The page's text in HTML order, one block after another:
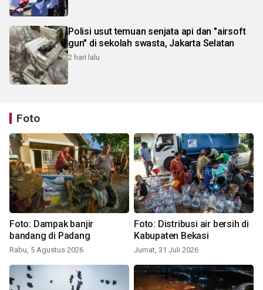
Polisi usut temuan senjata api dan "airsoft
gun" di sekolah swasta, Jakarta Selatan
2 hari lalu
Foto
Foto: Dampak banjir
bandang di Padang
Rabu, 5 Agustus 2026
Foto: Distribusi air bersih di
Kabupaten Bekasi
Jumat, 31 Juli 2026